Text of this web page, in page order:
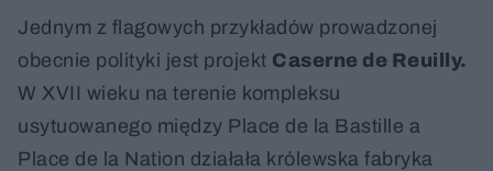
Jednym z flagowych przykładów prowadzonej
obecnie polityki jest projekt Caserne de Reuilly.
W XVII wieku na terenie kompleksu
usytuowanego między Place de la Bastille a
Place de la Nation działała królewska fabryka